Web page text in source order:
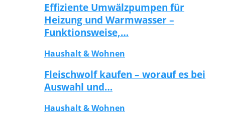
Effiziente Umwälzpumpen für
Heizung und Warmwasser –
Funktionsweise,…
Haushalt & Wohnen
Fleischwolf kaufen – worauf es bei
Auswahl und…
Haushalt & Wohnen